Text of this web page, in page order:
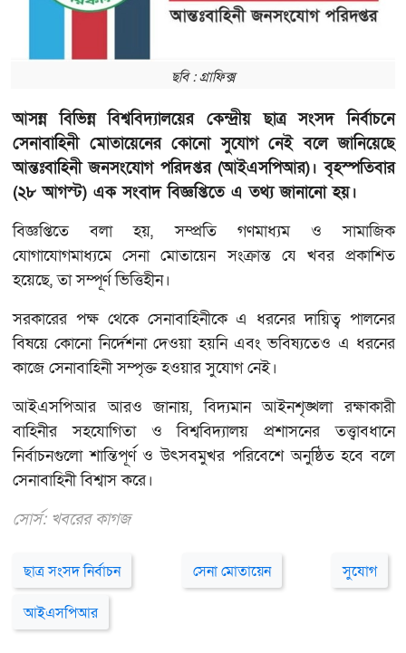
ছবি : গ্রাফিক্স
আসন্ন বিভিন্ন বিশ্ববিদ্যালয়ের কেন্দ্রীয় ছাত্র সংসদ নির্বাচনে
সেনাবাহিনী মোতায়েনের কোনো সুযোগ নেই বলে জানিয়েছে
আন্তঃবাহিনী জনসংযোগ পরিদপ্তর (আইএসপিআর)। বৃহস্পতিবার
(২৮ আগস্ট) এক সংবাদ বিজ্ঞপ্তিতে এ তথ্য জানানো হয়।
বিজ্ঞপ্তিতে বলা হয়, সম্প্রতি গণমাধ্যম ও সামাজিক
যোগাযোগমাধ্যমে সেনা মোতায়েন সংক্রান্ত যে খবর প্রকাশিত
হয়েছে, তা সম্পূর্ণ ভিত্তিহীন।
সরকারের পক্ষ থেকে সেনাবাহিনীকে এ ধরনের দায়িত্ব পালনের
বিষয়ে কোনো নির্দেশনা দেওয়া হয়নি এবং ভবিষ্যতেও এ ধরনের
কাজে সেনাবাহিনী সম্পৃক্ত হওয়ার সুযোগ নেই।
আইএসপিআর আরও জানায়, বিদ্যমান আইনশৃঙ্খলা রক্ষাকারী
বাহিনীর সহযোগিতা ও বিশ্ববিদ্যালয় প্রশাসনের তত্ত্বাবধানে
নির্বাচনগুলো শান্তিপূর্ণ ও উৎসবমুখর পরিবেশে অনুষ্ঠিত হবে বলে
সেনাবাহিনী বিশ্বাস করে।
সোর্স: খবরের কাগজ
ছাত্র সংসদ নির্বাচন সেনা মোতায়েন সুযোগ
আইএসপিআর